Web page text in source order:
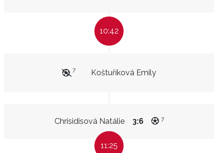
10:42
Koštuříková Emily
7
Chrisidisová Natálie 3:6 7
11:25